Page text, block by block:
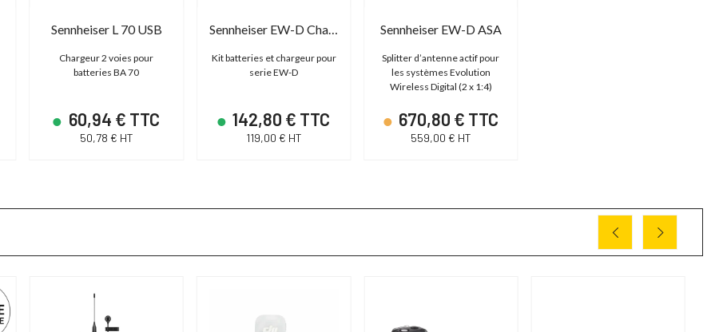
Sennheiser L 70 USB
Chargeur 2 voies pour
batteries BA 70
60,94 € TTC
50,78 € HT
Sennheiser EW-D Charging Set
Kit batteries et chargeur pour
serie EW-D
142,80 € TTC
119,00 € HT
Sennheiser EW-D ASA
Splitter d’antenne actif pour
les systèmes Evolution
Wireless Digital (2 x 1:4)
670,80 € TTC
559,00 € HT